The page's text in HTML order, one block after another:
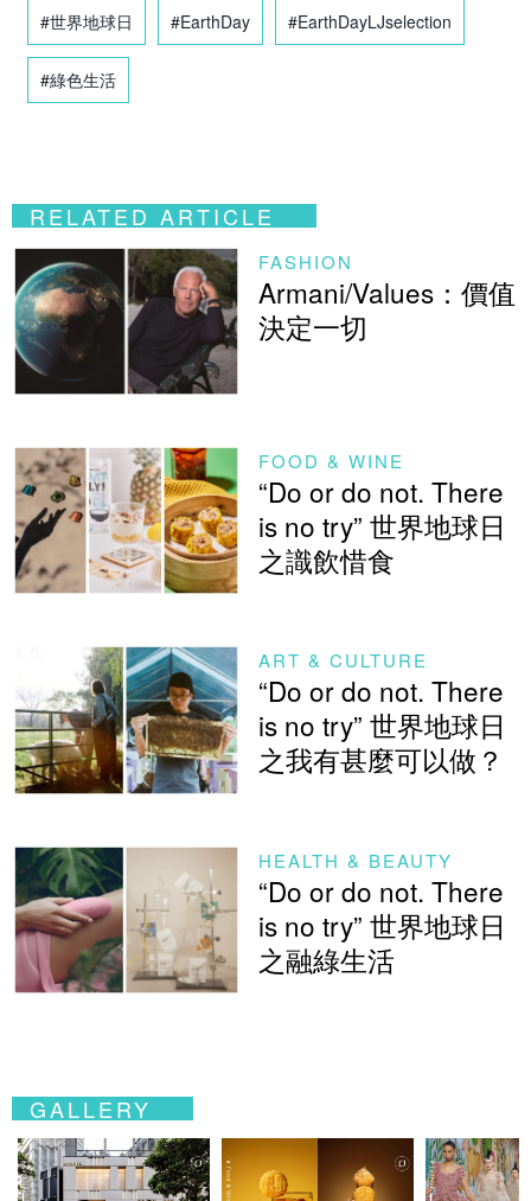
#世界地球日 #EarthDay #EarthDayLJselection
#綠色生活
RELATED ARTICLE
FASHION
Armani/Values：價值
決定一切
FOOD & WINE
“Do or do not. There
is no try” 世界地球日
之識飲惜食
ART & CULTURE
“Do or do not. There
is no try” 世界地球日
之我有甚麼可以做？
HEALTH & BEAUTY
“Do or do not. There
is no try” 世界地球日
之融綠生活
GALLERY